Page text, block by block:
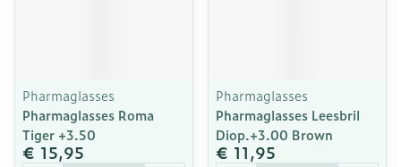
Pharmaglasses
Pharmaglasses Roma
Tiger +3.50
€ 15,95
Pharmaglasses
Pharmaglasses Leesbril
Diop.+3.00 Brown
€ 11,95